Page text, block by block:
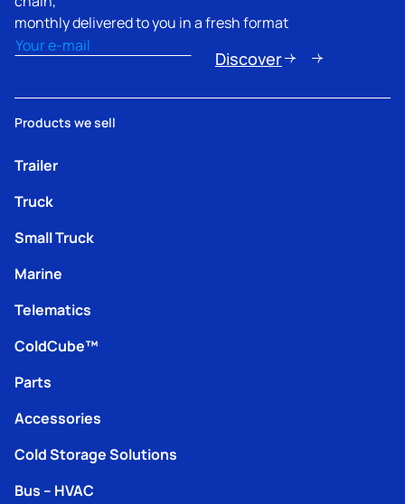
monthly delivered to you in a fresh format
Email(erforderlich)
Discover
Products we sell
Trailer
Truck
Small Truck
Marine
Telematics
ColdCube™
Parts
Accessories
Cold Storage Solutions
Bus – HVAC